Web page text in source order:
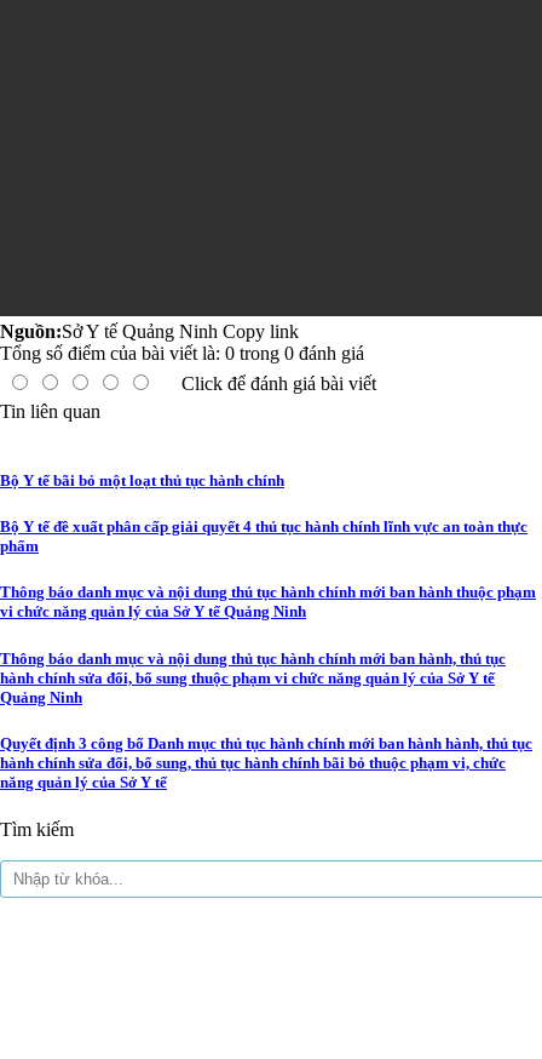
Nguồn:Sở Y tế Quảng Ninh Copy link
Tổng số điểm của bài viết là: 0 trong 0 đánh giá
Click để đánh giá bài viết
Tin liên quan
Bộ Y tế bãi bỏ một loạt thủ tục hành chính
Bộ Y tế đề xuất phân cấp giải quyết 4 thủ tục hành chính lĩnh vực an toàn thực
phẩm
Thông báo danh mục và nội dung thủ tục hành chính mới ban hành thuộc phạm
vi chức năng quản lý của Sở Y tế Quảng Ninh
Thông báo danh mục và nội dung thủ tục hành chính mới ban hành, thủ tục
hành chính sửa đổi, bổ sung thuộc phạm vi chức năng quản lý của Sở Y tế
Quảng Ninh
Quyết định 3 công bố Danh mục thủ tục hành chính mới ban hành hành, thủ tục
hành chính sửa đổi, bổ sung, thủ tục hành chính bãi bỏ thuộc phạm vi, chức
năng quản lý của Sở Y tế
Tìm kiếm